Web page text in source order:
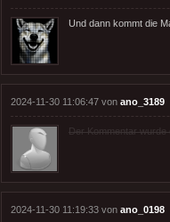
Und dann kommt die
2024-11-30 11:06:47 von ano_3189
Der Kommentar wurde
2024-11-30 11:19:33 von ano_0198